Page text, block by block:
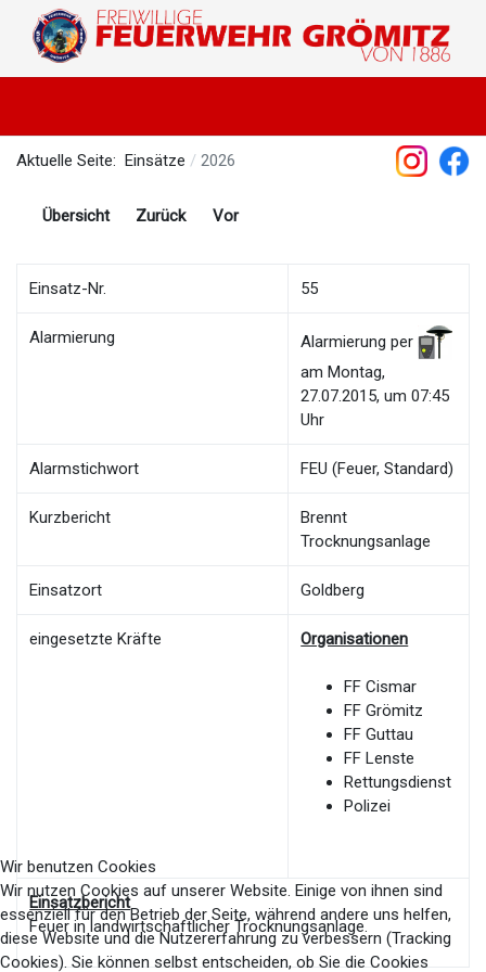
Aktuelle Seite: Einsätze 2026
Übersicht Zurück Vor
Einsatz-Nr. 55
Alarmierung
Alarmierung per
am Montag,
27.07.2015, um 07:45
Uhr
Alarmstichwort FEU (Feuer, Standard)
Kurzbericht
Brennt
Trocknungsanlage
Einsatzort Goldberg
eingesetzte Kräfte Organisationen
FF Cismar
FF Grömitz
FF Guttau
FF Lenste
Rettungsdienst
Polizei
Einsatzbericht
Feuer in landwirtschaftlicher Trocknungsanlage.
Wir benutzen Cookies
Wir nutzen Cookies auf unserer Website. Einige von ihnen sind
essenziell für den Betrieb der Seite, während andere uns helfen,
diese Website und die Nutzererfahrung zu verbessern (Tracking
Cookies). Sie können selbst entscheiden, ob Sie die Cookies